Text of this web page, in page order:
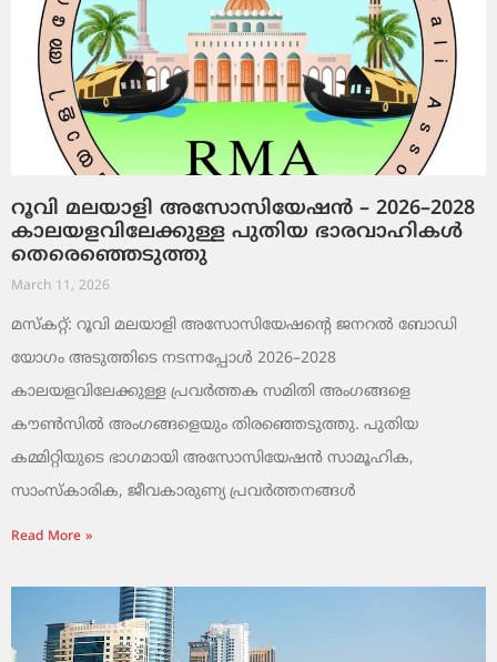
റൂവി മലയാളി അസോസിയേഷൻ – 2026–2028
കാലയളവിലേക്കുള്ള പുതിയ ഭാരവാഹികൾ
തെരെഞ്ഞെടുത്തു
March 11, 2026
മസ്കറ്റ്: റൂവി മലയാളി അസോസിയേഷന്റെ ജനറൽ ബോഡി
യോഗം അടുത്തിടെ നടന്നപ്പോൾ 2026–2028
കാലയളവിലേക്കുള്ള പ്രവർത്തക സമിതി അംഗങ്ങളെ
കൗൺസിൽ അംഗങ്ങളെയും തിരഞ്ഞെടുത്തു. പുതിയ
കമ്മിറ്റിയുടെ ഭാഗമായി അസോസിയേഷൻ സാമൂഹിക,
സാംസ്‌കാരിക, ജീവകാരുണ്യ പ്രവർത്തനങ്ങൾ
Read More »